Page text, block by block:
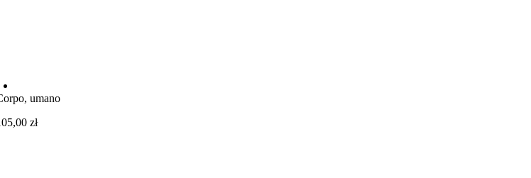
umano
zł